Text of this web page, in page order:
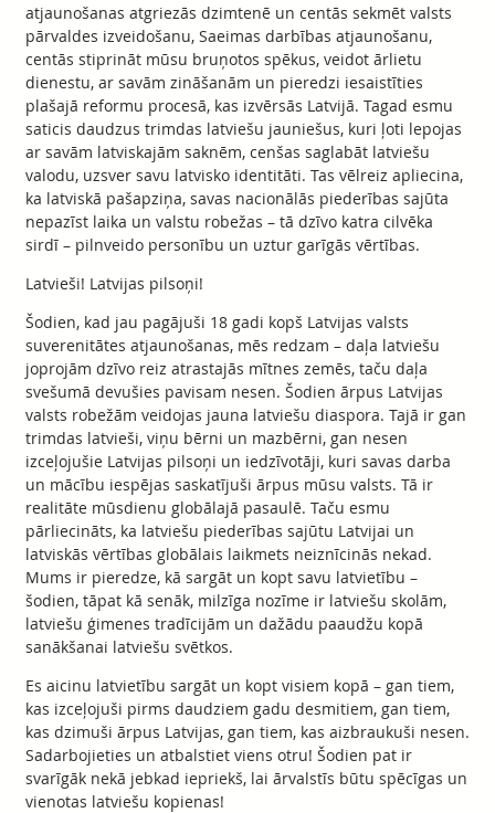
atjaunošanas atgriezās dzimtenē un centās sekmēt valsts
pārvaldes izveidošanu, Saeimas darbības atjaunošanu,
centās stiprināt mūsu bruņotos spēkus, veidot ārlietu
dienestu, ar savām zināšanām un pieredzi iesaistīties
plašajā reformu procesā, kas izvērsās Latvijā. Tagad esmu
saticis daudzus trimdas latviešu jauniešus, kuri ļoti lepojas
ar savām latviskajām saknēm, cenšas saglabāt latviešu
valodu, uzsver savu latvisko identitāti. Tas vēlreiz apliecina,
ka latviskā pašapziņa, savas nacionālās piederības sajūta
nepazīst laika un valstu robežas – tā dzīvo katra cilvēka
sirdī – pilnveido personību un uztur garīgās vērtības.
Latvieši! Latvijas pilsoņi!
Šodien, kad jau pagājuši 18 gadi kopš Latvijas valsts
suverenitātes atjaunošanas, mēs redzam – daļa latviešu
joprojām dzīvo reiz atrastajās mītnes zemēs, taču daļa
svešumā devušies pavisam nesen. Šodien ārpus Latvijas
valsts robežām veidojas jauna latviešu diaspora. Tajā ir gan
trimdas latvieši, viņu bērni un mazbērni, gan nesen
izceļojušie Latvijas pilsoņi un iedzīvotāji, kuri savas darba
un mācību iespējas saskatījuši ārpus mūsu valsts. Tā ir
realitāte mūsdienu globālajā pasaulē. Taču esmu
pārliecināts, ka latviešu piederības sajūtu Latvijai un
latviskās vērtības globālais laikmets neiznīcinās nekad.
Mums ir pieredze, kā sargāt un kopt savu latvietību –
šodien, tāpat kā senāk, milzīga nozīme ir latviešu skolām,
latviešu ģimenes tradīcijām un dažādu paaudžu kopā
sanākšanai latviešu svētkos.
Es aicinu latvietību sargāt un kopt visiem kopā – gan tiem,
kas izceļojuši pirms daudziem gadu desmitiem, gan tiem,
kas dzimuši ārpus Latvijas, gan tiem, kas aizbraukuši nesen.
Sadarbojieties un atbalstiet viens otru! Šodien pat ir
svarīgāk nekā jebkad iepriekš, lai ārvalstīs būtu spēcīgas un
vienotas latviešu kopienas!